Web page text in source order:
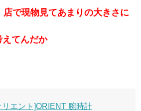
で現物見てあまりの大きさに
てんだか
リエント]ORIENT 腕時計